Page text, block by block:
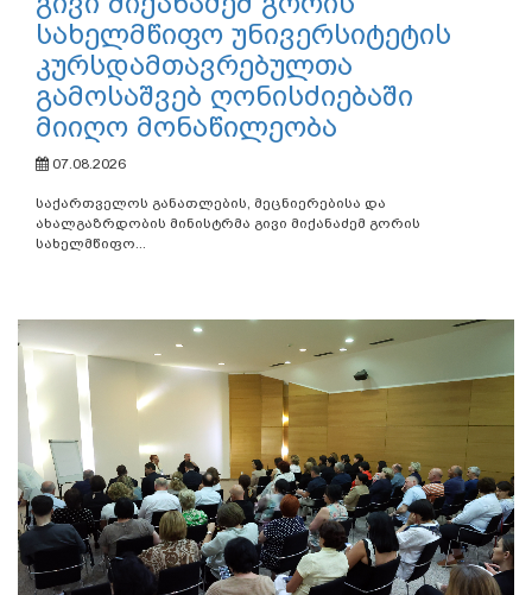
სახელმწიფო უნივერსიტეტის
კურსდამთავრებულთა
გამოსაშვებ ღონისძიებაში
მიიღო მონაწილეობა
07.08.2026
საქართველოს განათლების, მეცნიერებისა და
ახალგაზრდობის მინისტრმა გივი მიქანაძემ გორის
სახელმწიფო...